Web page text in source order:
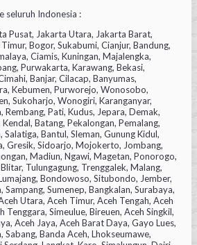
seluruh Indonesia :
Pusat, Jakarta Utara, Jakarta Barat,
Bogor, Sukabumi, Cianjur, Bandung,
Ciamis, Kuningan, Majalengka,
Purwakarta, Karawang, Bekasi,
Banjar, Cilacap, Banyumas,
Kebumen, Purworejo, Wonosobo,
Sukoharjo, Wonogiri, Karanganyar,
Rembang, Pati, Kudus, Jepara, Demak,
Batang, Pekalongan, Pemalang,
Salatiga, Bantul, Sleman, Gunung Kidul,
Gresik, Sidoarjo, Mojokerto, Jombang,
Madiun, Ngawi, Magetan, Ponorogo,
Tulungagung, Trenggalek, Malang,
Bondowoso, Situbondo, Jember,
Sampang, Sumenep, Bangkalan, Surabaya,
Utara, Aceh Timur, Aceh Tengah, Aceh
Tenggara, Simeulue, Bireuen, Aceh Singkil,
Aceh Jaya, Aceh Barat Daya, Gayo Lues,
Sabang, Banda Aceh, Lhokseumawe,